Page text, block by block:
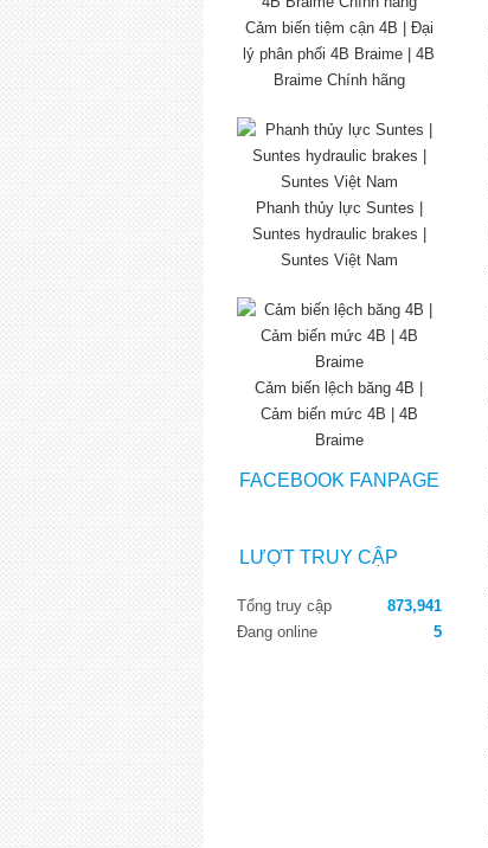
Cảm biến tiệm cận 4B | Đại
lý phân phối 4B Braime | 4B
Braime Chính hãng
Phanh thủy lực Suntes |
Suntes hydraulic brakes |
Suntes Việt Nam
Cảm biến lệch băng 4B |
Cảm biến mức 4B | 4B
Braime
FACEBOOK FANPAGE
LƯỢT TRUY CẬP
Tổng truy cập
873,941
Đang online
5